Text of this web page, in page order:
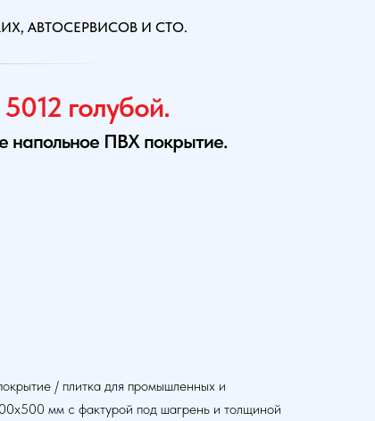
АВТОСЕРВИСОВ И СТО.
голубой.
напольное ПВХ покрытие.
/ плитка для промышленных и
мм с фактурой под шагрень и толщиной